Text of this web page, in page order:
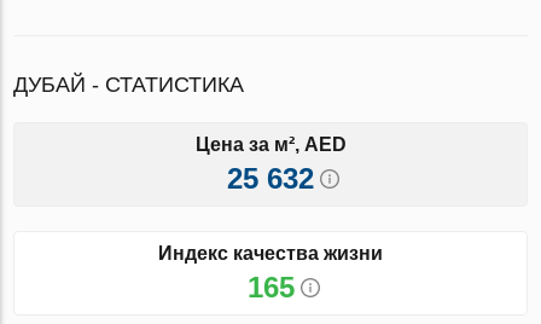
ДУБАЙ - СТАТИСТИКА
Цена за м², AED
25 632
Индекс качества жизни
165